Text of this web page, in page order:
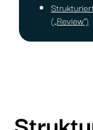
(„Review")